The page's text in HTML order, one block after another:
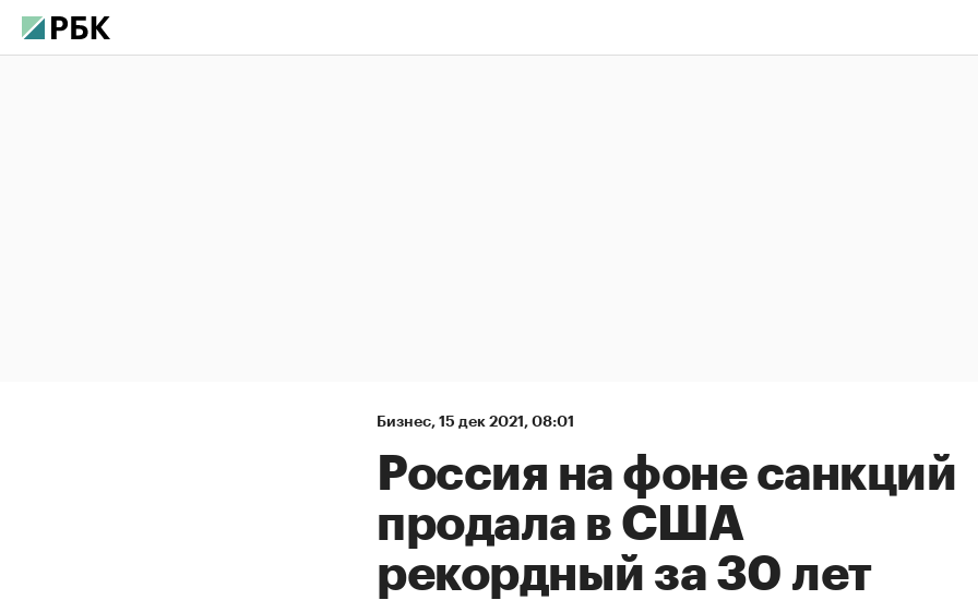
Бизнес, 15 дек 2021, 08:01
Россия на фоне санкций
продала в США
рекордный за 30 лет